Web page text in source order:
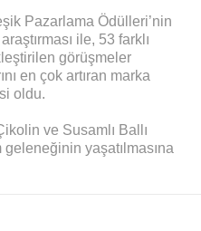
Pazarlama Ödülleri’nin
ile, 53 farklı
görüşmeler
en çok artıran marka
oldu.
ve Susamlı Ballı
yaşatılmasına